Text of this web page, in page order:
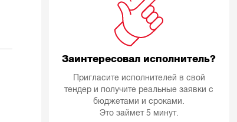
Заинтересовал исполнитель?
Пригласите исполнителей в свой
тендер и получите реальные заявки с
бюджетами и сроками.
Это займет 5 минут.